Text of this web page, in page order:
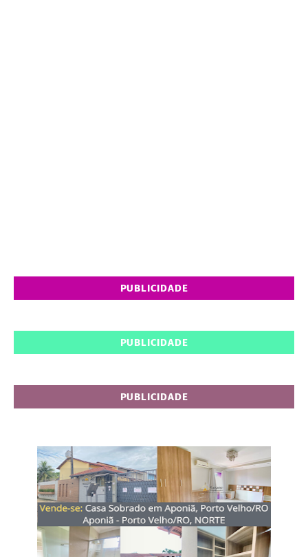
PUBLICIDADE
PUBLICIDADE
PUBLICIDADE